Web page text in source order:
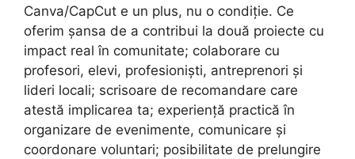
Canva/CapCut e un plus, nu o condiție. Ce
oferim șansa de a contribui la două proiecte cu
impact real în comunitate; colaborare cu
profesori, elevi, profesioniști, antreprenori și
lideri locali; scrisoare de recomandare care
atestă implicarea ta; experiență practică în
organizare de evenimente, comunicare și
coordonare voluntari; posibilitate de prelungire